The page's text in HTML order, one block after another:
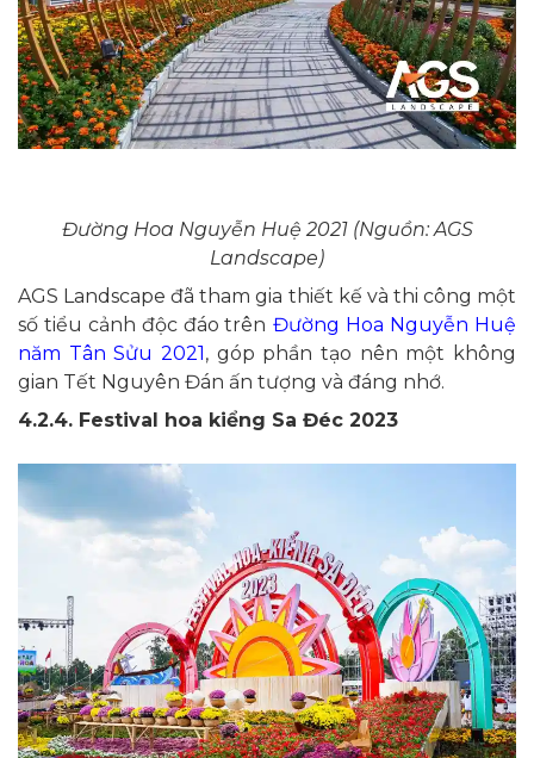
Đường Hoa Nguyễn Huệ 2021 (Nguồn: AGS
Landscape)
AGS Landscape đã tham gia thiết kế và thi công một
số tiểu cảnh độc đáo trên Đường Hoa Nguyễn Huệ
năm Tân Sửu 2021 , góp phần tạo nên một không
gian Tết Nguyên Đán ấn tượng và đáng nhớ.
4.2.4. Festival hoa kiểng Sa Đéc 2023